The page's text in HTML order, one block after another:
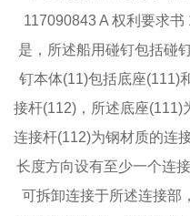
117090843 A 权利要求
是，所述船用碰钉包括碰
钉本体(11)包括底座(111)
接杆(112)，所述底座(111)
连接杆(112)为钢材质的连
长度方向设有至少一个连
可拆卸连接于所述连接部